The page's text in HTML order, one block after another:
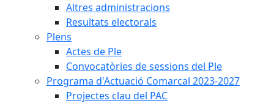
Altres administracions
Resultats electorals
Plens
Actes de Ple
Convocatòries de sessions del Ple
Programa d'Actuació Comarcal 2023-2027
Projectes clau del PAC